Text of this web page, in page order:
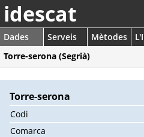
idescat
Dades Serveis Mètodes
Torre-serona (Segrià)
Torre-serona
Codi
Comarca